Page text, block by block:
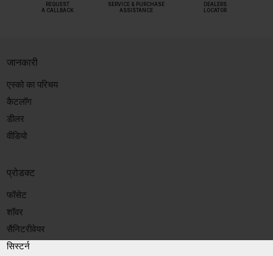
REQUEST
A CALLBACK
SERVICE & PURCHASE
ASSISTANCE
DEALERS
LOCATOR
जानकारी
एस्को का परिचय
कैटलॉग
डीलर
वीडियो
प्रोडक्ट
फॉसेट
शॉवर
सैनिटरीवेयर
सिस्टर्न